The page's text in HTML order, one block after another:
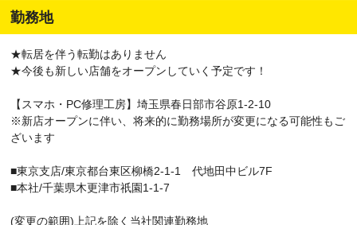
勤務地
★転居を伴う転勤はありません
★今後も新しい店舗をオープンしていく予定です！
【スマホ・PC修理工房】埼玉県春日部市谷原1-2-10
※新店オープンに伴い、将来的に勤務場所が変更になる可能性もご
ざいます
■東京支店/東京都台東区柳橋2-1-1 代地田中ビル7F
■本社/千葉県木更津市祇園1-1-7
(変更の範囲)上記を除く当社関連勤務地